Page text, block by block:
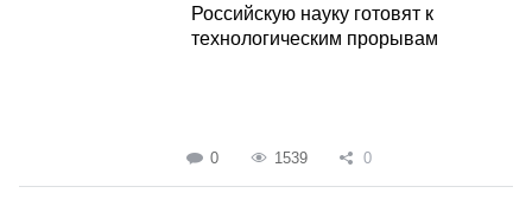
Российскую науку готовят к
технологическим прорывам
0 1539 0